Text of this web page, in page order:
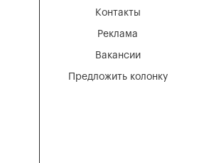
Вакансии
Реклама
Контакты
Предложить колонку